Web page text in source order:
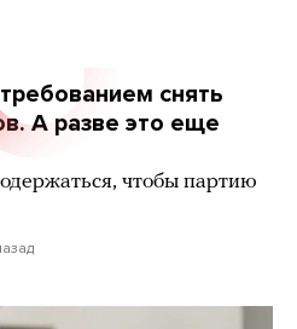
снять
А разве это еще
чтобы партию